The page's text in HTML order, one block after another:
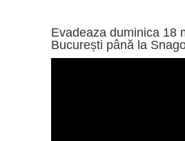
Evadeaza duminica 18
București până la